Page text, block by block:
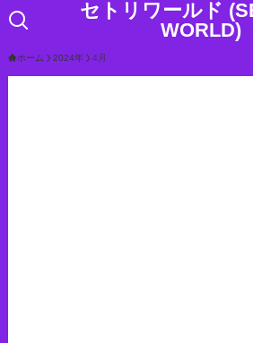
セトリワールド
WORLD)
ホーム 2024年 4月